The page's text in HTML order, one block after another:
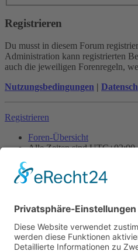
Registrieren
Du musst in diesem Forum
Administration kann registrierten
auch die jeweiligen Forenregeln,
Nutzungsbedingungen |
Registrieren
Foren-Übersicht
Alle Zeiten sindUTC+02:00
Powered byphpBB® Forum
Datenschutz |